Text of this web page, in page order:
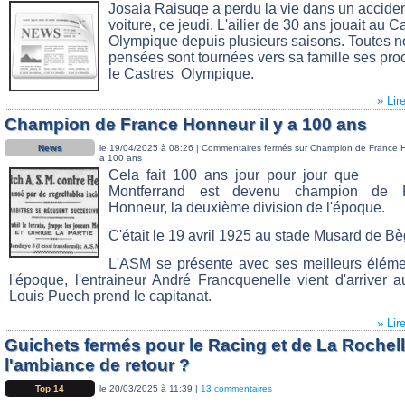
Josaia Raisuqe a perdu la vie dans un
voiture, ce jeudi. L'ailier de 30 ans jouait au
Olympique depuis plusieurs saisons. Toutes
pensées sont tournées vers sa famille ses
le Castres Olympique.
»
Champion de France Honneur il y a 100 ans
News le 19/04/2025 à 08:26 | Commentaires fermés sur Champion de France
a 100 ans
Cela fait 100 ans jour pour jour que
Montferrand est devenu champion de
Honneur, la deuxième division de l'époque.
C'était le 19 avril 1925 au stade Musard de
L'ASM se présente avec ses meilleurs
l'époque, l'entraineur André Francquenelle vient d'arriver
Louis Puech prend le capitanat.
»
Guichets fermés pour le Racing et de La
l'ambiance de retour ?
Top 14 le 20/03/2025 à 11:39 | 13 commentaires